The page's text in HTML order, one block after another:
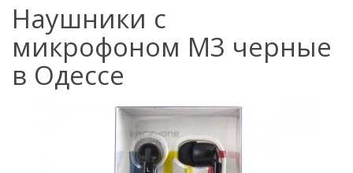
Наушники с
микрофоном M3 черные
в Одессе